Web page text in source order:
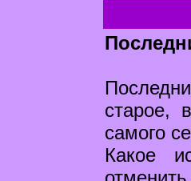
старое,
самого
Какое